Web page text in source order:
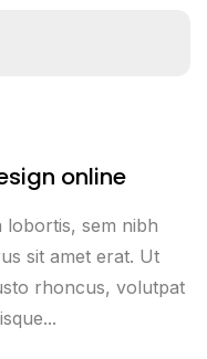
online
lobortis, sem nibh
sit amet erat. Ut
rhoncus, volutpat